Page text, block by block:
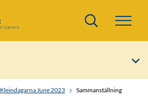
Search
Kleindagarna June 2023 Sammanställning